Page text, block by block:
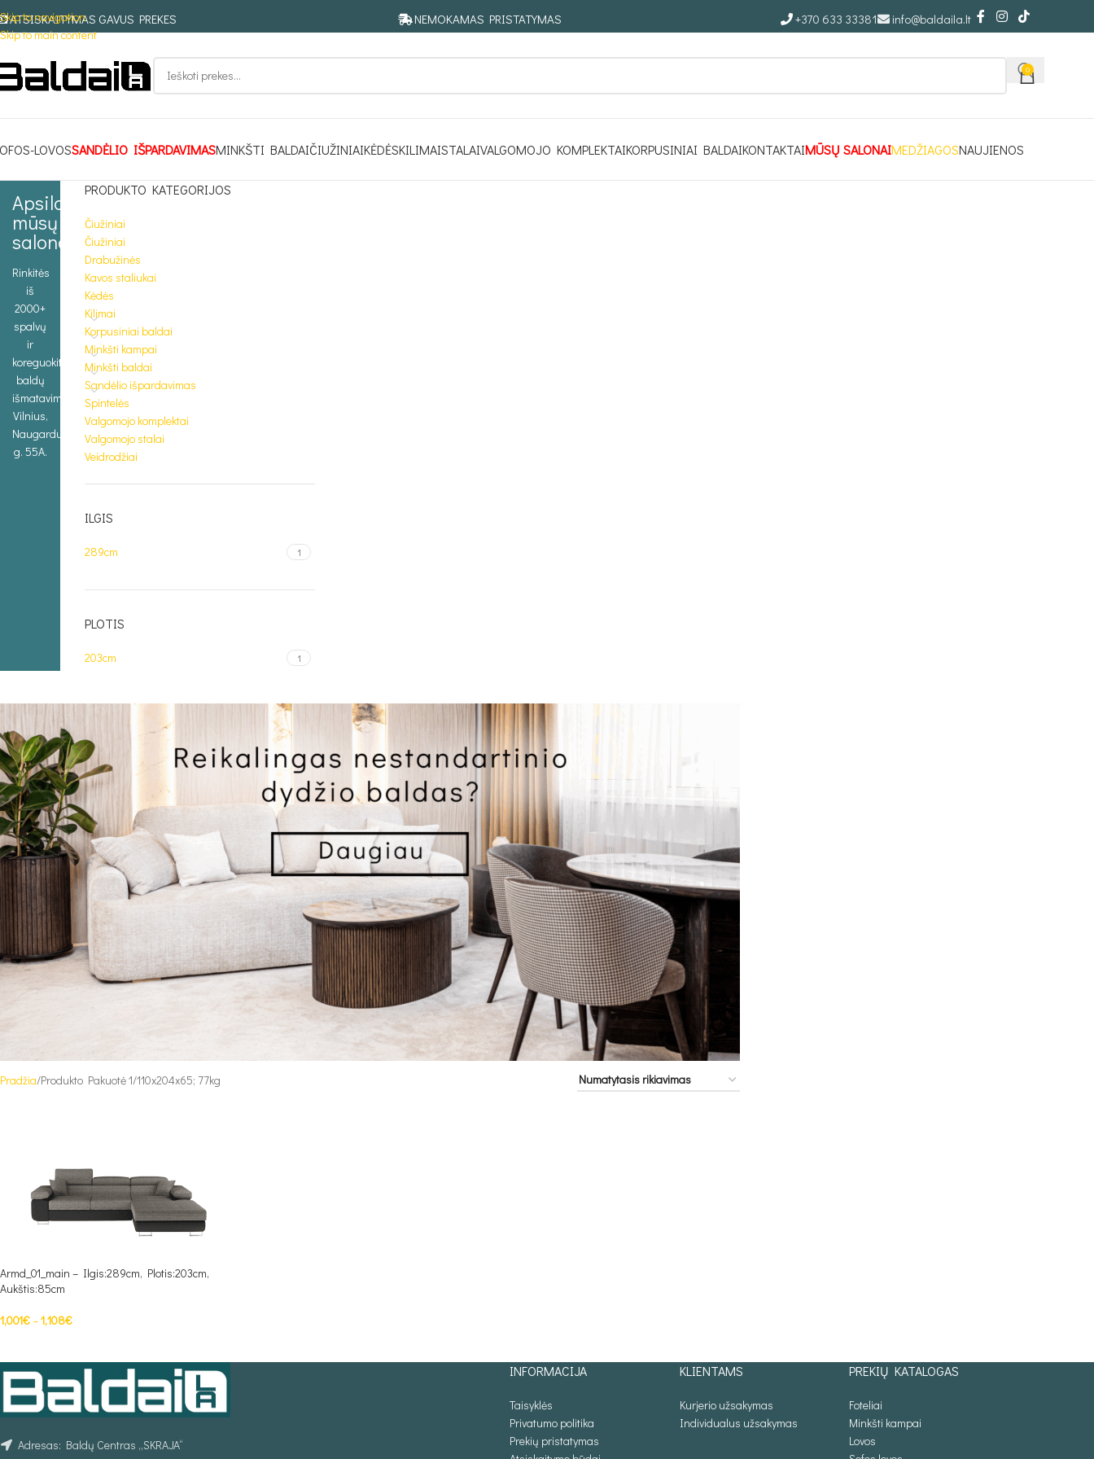
Skip to navigation
Skip to main content
ATSISKAITYMAS GAVUS PREKES NEMOKAMAS PRISTATYMAS +370 633 33381 info@baldaila.lt
0
LOVOSSANDĖLIO IŠPARDAVIMASMINKŠTI BALDAIČIUŽINIAIKĖDĖSKILIMAISTALAIVALGOMOJO KOMPLEKTAIKORPUSINIAI BALDAIKONTAKTAIMŪSŲ SALONAIMEDŽIAGOSNAUJIENOS
Apsilankykite
mūsų
salone
Rinkitės
iš
2000+
spalvų
ir
koreguokite
baldų
išmatavimus.
Vilnius,
Naugarduko
g. 55A.
PRODUKTO KATEGORIJOS
Čiužiniai
Čiužiniai
Drabužinės
Kavos staliukai
Kėdės
Kilimai
Korpusiniai baldai
Minkšti kampai
Minkšti baldai
Sandėlio išpardavimas
Spintelės
Valgomojo komplektai
Valgomojo stalai
Veidrodžiai
ILGIS
289cm 1
PLOTIS
203cm 1
Pradžia Produkto Pakuotė 1 110x204x65; 77kg
Armd_01_main – Ilgis:289cm, Plotis:203cm,
Aukštis:85cm
1,001€–1,108€
Adresas: Baldų Centras „SKRAJA“
INFORMACIJA
Taisyklės
Privatumo politika
Prekių pristatymas
KLIENTAMS
Kurjerio užsakymas
Individualus užsakymas
PREKIŲ KATALOGAS
Foteliai
Minkšti kampai
Lovos